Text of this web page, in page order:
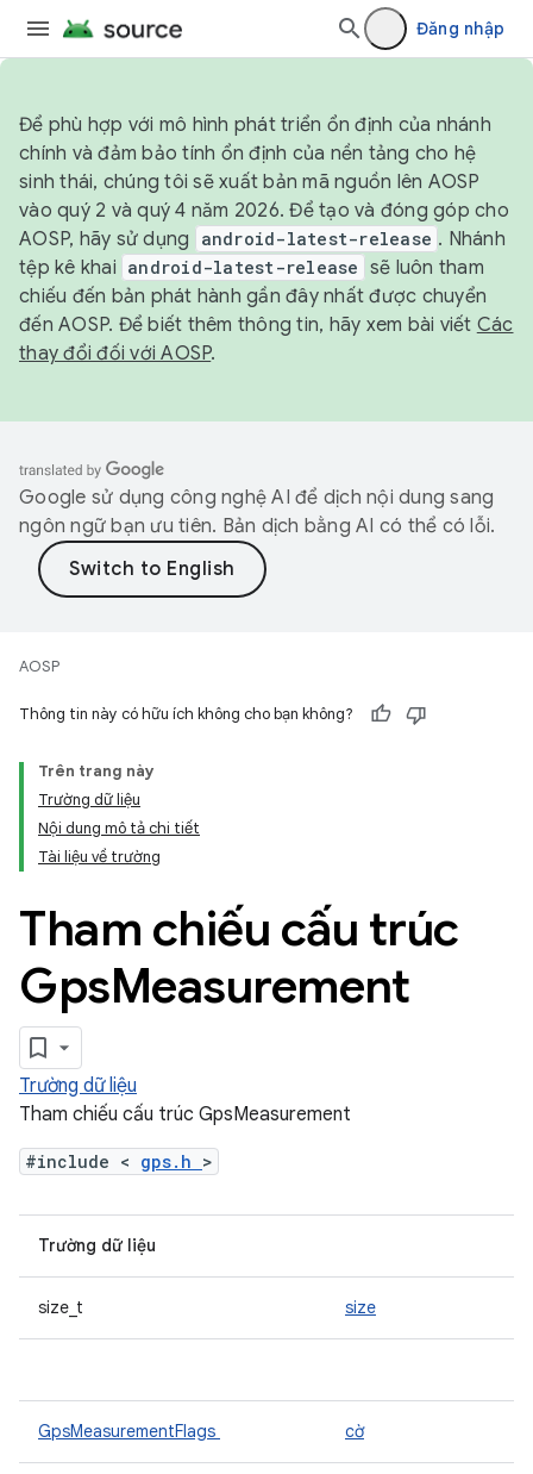
Đăng nhập
Để phù hợp với mô hình phát triển ổn định của nhánh
chính và đảm bảo tính ổn định của nền tảng cho hệ
sinh thái, chúng tôi sẽ xuất bản mã nguồn lên AOSP
vào quý 2 và quý 4 năm 2026. Để tạo và đóng góp cho
AOSP, hãy sử dụng
android-latest-release . Nhánh
tệp kê khai android-latest-release sẽ luôn tham
chiếu đến bản phát hành gần đây nhất được chuyển
đến AOSP. Để biết thêm thông tin, hãy xem bài viết Các
thay đổi đối với AOSP.
Google sử dụng công nghệ AI để dịch nội dung sang
ngôn ngữ bạn ưu tiên. Bản dịch bằng AI có thể có lỗi.
AOSP
Thông tin này có hữu ích không cho bạn không?
Trên trang này
Trường dữ liệu
Nội dung mô tả chi tiết
Tài liệu về trường
Tham chiếu cấu trúc
GpsMeasurement
Trường dữ liệu
Tham chiếu cấu trúc GpsMeasurement
#include < gps.h >
Trường dữ liệu
size_t size
GpsMeasurementFlags cờ